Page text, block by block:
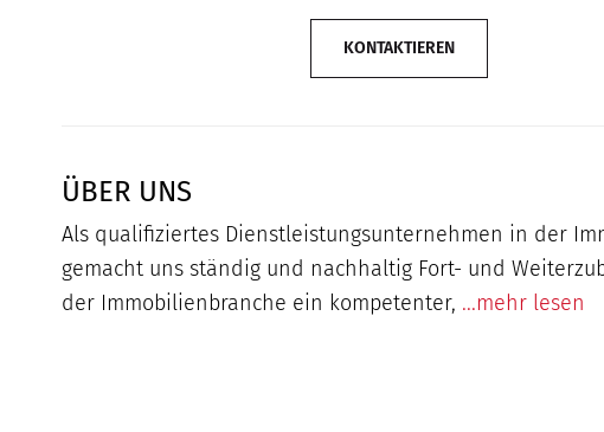
KONTAKTIEREN
ÜBER UNS
Als qualifiziertes Dienstleistungsunternehmen in der
gemacht uns ständig und nachhaltig Fort- und
der Immobilienbranche ein kompetenter, ...mehr lesen